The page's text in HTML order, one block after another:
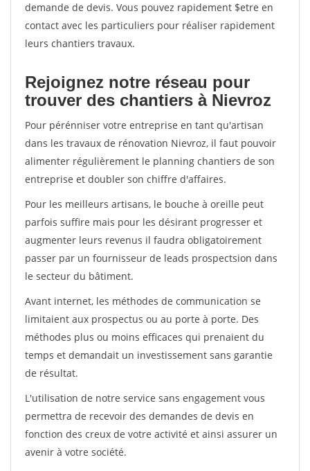
demande de devis. Vous pouvez rapidement $etre en
contact avec les particuliers pour réaliser rapidement
leurs chantiers travaux.
Rejoignez notre réseau pour
trouver des chantiers à Nievroz
Pour pérénniser votre entreprise en tant qu'artisan
dans les travaux de rénovation Nievroz, il faut pouvoir
alimenter régulièrement le planning chantiers de son
entreprise et doubler son chiffre d'affaires.
Pour les meilleurs artisans, le bouche à oreille peut
parfois suffire mais pour les désirant progresser et
augmenter leurs revenus il faudra obligatoirement
passer par un fournisseur de leads prospectsion dans
le secteur du bâtiment.
Avant internet, les méthodes de communication se
limitaient aux prospectus ou au porte à porte. Des
méthodes plus ou moins efficaces qui prenaient du
temps et demandait un investissement sans garantie
de résultat.
L'utilisation de notre service sans engagement vous
permettra de recevoir des demandes de devis en
fonction des creux de votre activité et ainsi assurer un
avenir à votre société.